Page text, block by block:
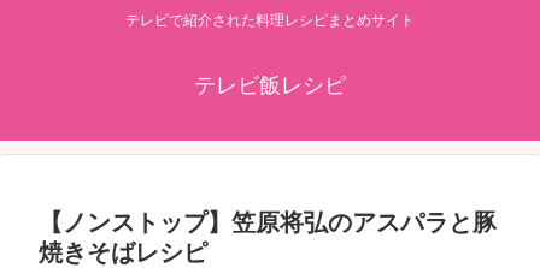
テレビで紹介された料理レシピまとめサイト
テレビ飯レシピ
【ノンストップ】笠原将弘のアスパラと豚
焼きそばレシピ